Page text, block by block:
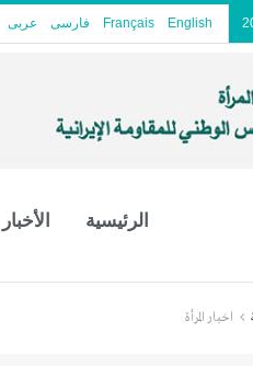
English
Français فارسی عربى
الرئيسية الأخبار
اخبار المرأة